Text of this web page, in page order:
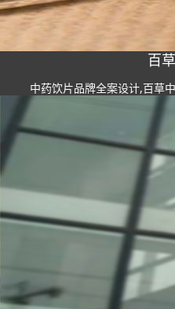
百
中药饮片品牌全案设计,百草